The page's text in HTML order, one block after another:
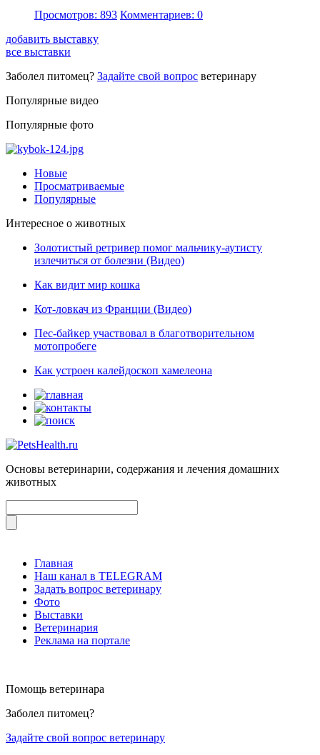
Просмотров: 893 Комментариев: 0
добавить выставку
все выставки
Заболел питомец? Задайте свой вопрос ветеринару
Популярные видео
Популярные фото
Новые
Просматриваемые
Популярные
Интересное о животных
Золотистый ретривер помог мальчику-аутисту
излечиться от болезни (Видео)
Как видит мир кошка
Кот-ловкач из Франции (Видео)
Пес-байкер участвовал в благотворительном
мотопробеге
Как устроен калейдоскоп хамелеона
Основы ветеринарии, содержания и лечения домашних
животных
Главная
Наш канал в TELEGRAM
Задать вопрос ветеринару
Фото
Выставки
Ветеринария
Реклама на портале
Помощь ветеринара
Заболел питомец?
Задайте свой вопрос ветеринару